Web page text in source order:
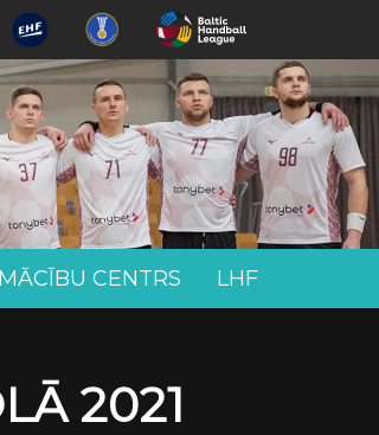
CENTRS LHF
2021